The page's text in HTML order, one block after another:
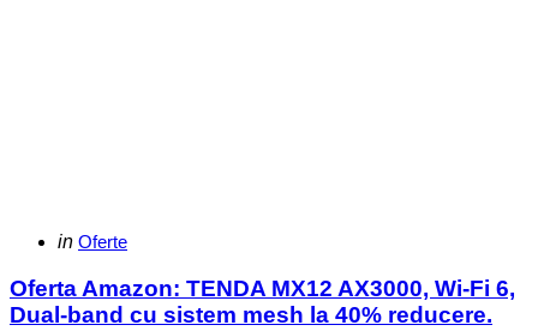
Categories
Posted
in Oferte
Oferta Amazon: TENDA MX12 AX3000, Wi-Fi 6,
Dual-band cu sistem mesh la 40% reducere.